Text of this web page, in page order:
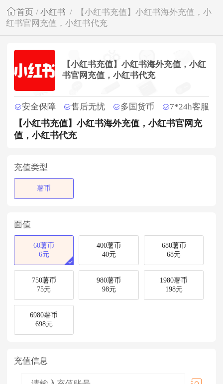
首页 / 小红书 /
【小红书充值】小红书海外充值，小
红书官网充值，小红书代充
【小红书充值】小红书海外充值，小红
书官网充值，小红书代充
安全保障 售后无忧 多国货币 7*24h客服
【小红书充值】小红书海外充值，小红书官网充
值，小红书代充
充值类型
薯币
面值
60薯币
6元
400薯币
40元
680薯币
68元
750薯币
75元
980薯币
98元
1980薯币
198元
6980薯币
698元
充值信息